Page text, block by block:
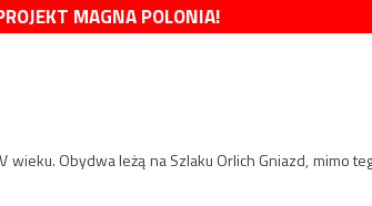
MAGNA POLONIA!
Obydwa leżą na Szlaku Orlich Gniazd, mimo